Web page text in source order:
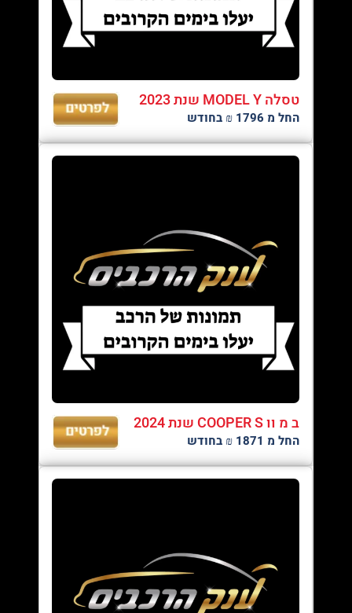
טסלה MODEL Y שנת 2023
החל מ 1796 ₪ בחודש
ב מ וו COOPER S שנת 2024
החל מ 1871 ₪ בחודש